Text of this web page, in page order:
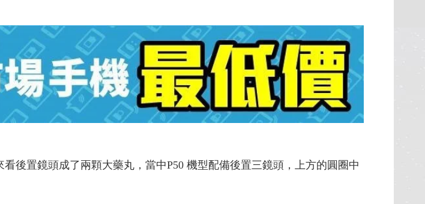
後置鏡頭成了兩顆大藥丸，當中P50 機型配備後置三鏡頭，上方的圓圈中